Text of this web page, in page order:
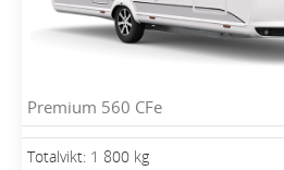
Premium 560 CFe
Totalvikt: 1 800 kg